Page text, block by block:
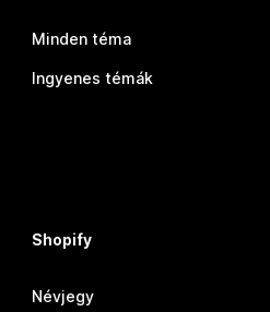
Minden téma
Ingyenes témák
Shopify
Névjegy